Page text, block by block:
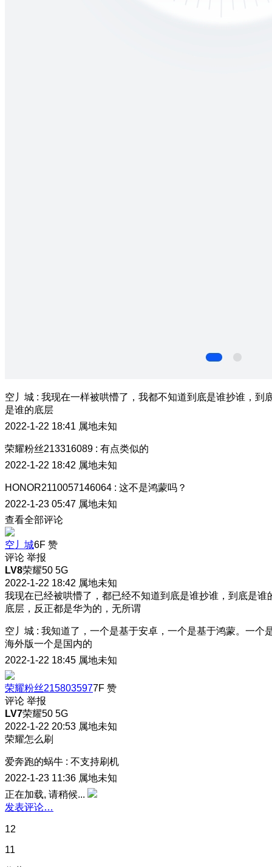
空丿城 : 我现在一样被哄懵了，我都不知道到底是谁抄谁，到
是谁的底层
2022-1-22 18:41 属地未知
荣耀粉丝213316089 : 有点类似的
2022-1-22 18:42 属地未知
HONOR2110057146064 : 这不是鸿蒙吗？
2022-1-23 05:47 属地未知
查看全部评论
空丿城6F 赞
评论 举报
LV8荣耀50 5G
2022-1-22 18:42 属地未知
我现在已经被哄懵了，都已经不知道到底是谁抄谁，到底是谁
底层，反正都是华为的，无所谓
空丿城 : 我知道了，一个是基于安卓，一个是基于鸿蒙。一个
海外版一个是国内的
2022-1-22 18:45 属地未知
荣耀粉丝2158035977F 赞
评论 举报
LV7荣耀50 5G
2022-1-22 20:53 属地未知
荣耀怎么刷
爱奔跑的蜗牛 : 不支持刷机
2022-1-23 11:36 属地未知
正在加载, 请稍候...
发表评论…
12
11